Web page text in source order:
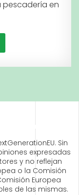
pescadería en
Sin
expresadas
y no reflejan
o la Comisión
Europea
de las mismas.